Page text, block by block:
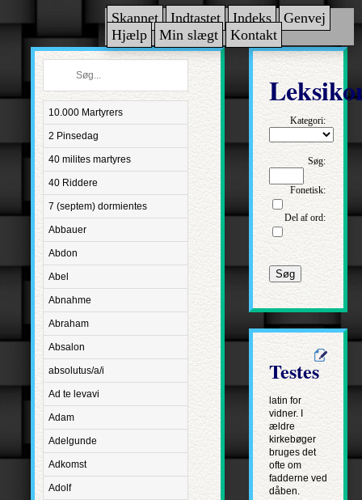
Skannet Indtastet Indeks
Genvej
Hjælp
Min slægt Kontakt
10.000 Martyrers
2 Pinsedag
40 milites martyres
40 Riddere
7 (septem) dormientes
Abbauer
Abdon
Abel
Abnahme
Abraham
Absalon
absolutus/a/i
Ad te levavi
Adam
Adelgunde
Adkomst
Adolf
Kategori:
Søg:
Fonetisk:
Del af ord:
Søg
Testes
latin for
vidner. I
ældre
kirkebøger
bruges det
ofte om
fadderne ved
dåben.